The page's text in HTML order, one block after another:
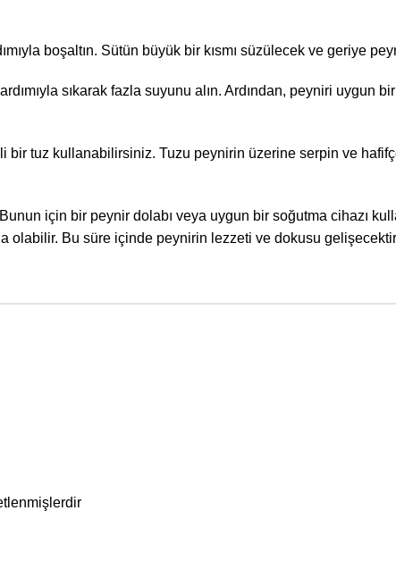
boşaltın. Sütün büyük bir kısmı süzülecek ve geriye
sıkarak fazla suyunu alın. Ardından, peyniri uygun bir
tuz kullanabilirsiniz. Tuzu peynirin üzerine serpin ve
için bir peynir dolabı veya uygun bir soğutma cihazı
olabilir. Bu süre içinde peynirin lezzeti ve dokusu